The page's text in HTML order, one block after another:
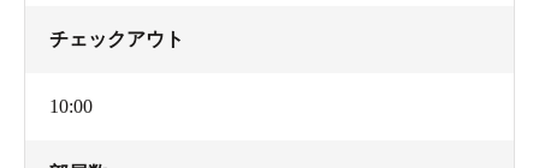
チェックアウト
10:00